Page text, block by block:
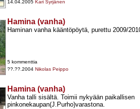
14.04.2005 Kari Syrjänen
Hamina (vanha)
Haminan vanha kääntöpöytä, purettu 2009/
5 kommenttia
??.??.2004 Nikolas Peippo
Hamina (vanha)
Vanha talli sisältä. Toimii nykyään paikallisen
pinkonekaupan(J.Purho)varastona.